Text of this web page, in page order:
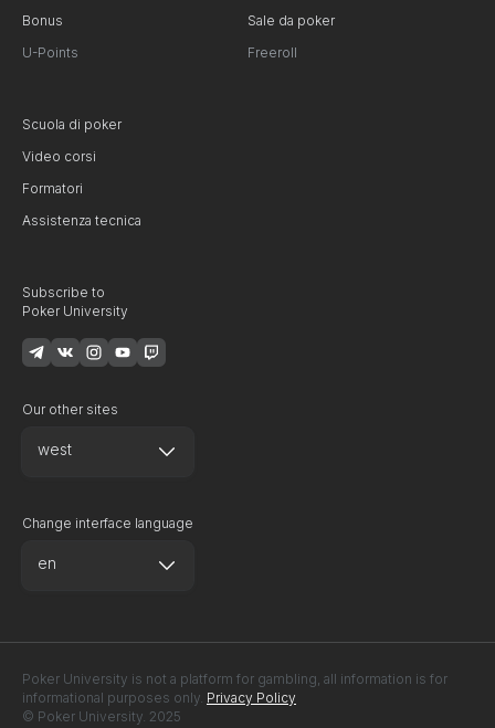
Bonus
U-Points
Sale da poker
Freeroll
Scuola di poker
Video corsi
Formatori
Assistenza tecnica
Subscribe to
Poker University
Our other sites
west
Change interface language
en
© Poker University. 2025
Poker University is not a platform for gambling, all information is for
informational purposes only. Privacy Policy